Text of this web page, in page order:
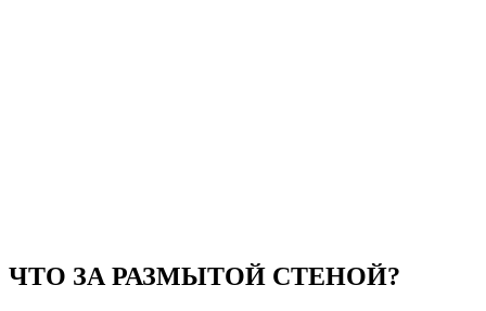
ЧТО ЗА РАЗМЫТОЙ СТЕНОЙ?